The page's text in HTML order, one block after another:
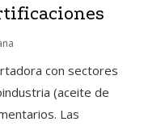
con sectores
(aceite de
Las